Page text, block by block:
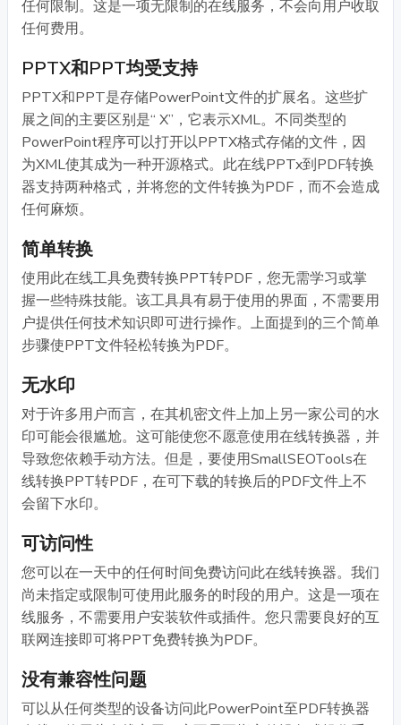
任何限制。这是一项无限制的在线服务，不会向用户收取
任何费用。
PPTX和PPT均受支持
PPTX和PPT是存储PowerPoint文件的扩展名。这些扩
展之间的主要区别是“ X”，它表示XML。不同类型的
PowerPoint程序可以打开以PPTX格式存储的文件，因
为XML使其成为一种开源格式。此在线PPTx到PDF转换
器支持两种格式，并将您的文件转换为PDF，而不会造成
任何麻烦。
简单转换
使用此在线工具免费转换PPT转PDF，您无需学习或掌
握一些特殊技能。该工具具有易于使用的界面，不需要用
户提供任何技术知识即可进行操作。上面提到的三个简单
步骤使PPT文件轻松转换为PDF。
无水印
对于许多用户而言，在其机密文件上加上另一家公司的水
印可能会很尴尬。这可能使您不愿意使用在线转换器，并
导致您依赖手动方法。但是，要使用SmallSEOTools在
线转换PPT转PDF，在可下载的转换后的PDF文件上不
会留下水印。
可访问性
您可以在一天中的任何时间免费访问此在线转换器。我们
尚未指定或限制可使用此服务的时段的用户。这是一项在
线服务，不需要用户安装软件或插件。您只需要良好的互
联网连接即可将PPT免费转换为PDF。
没有兼容性问题
可以从任何类型的设备访问此PowerPoint至PDF转换器